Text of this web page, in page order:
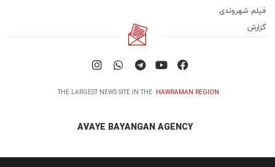
فیلم شهروندی
گزارش
THE LARGEST NEWS SITE IN THE HAWRAMAN REGION
AVAYE BAYANGAN AGENCY